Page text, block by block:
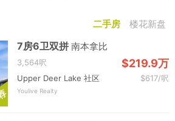
二手房 楼花新盘
7房6卫双拼南本拿比
3,564呎 $219.9万
Upper Deer Lake 社区 $617/呎
Youlive Realty